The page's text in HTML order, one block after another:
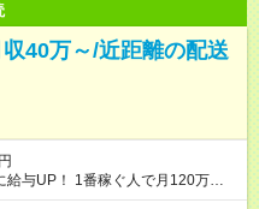
40万～/近距離の配送
与UP！ 1番稼ぐ人で月120万ほ